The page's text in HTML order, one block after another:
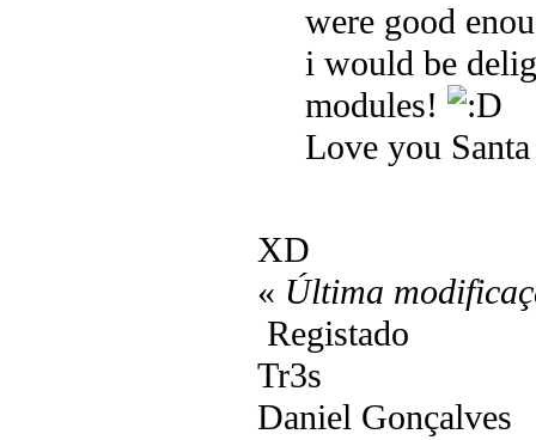
were good
i would be
modules!
Love you Santa
XD
« Última
Registado
Tr3s
Daniel Gonçalves